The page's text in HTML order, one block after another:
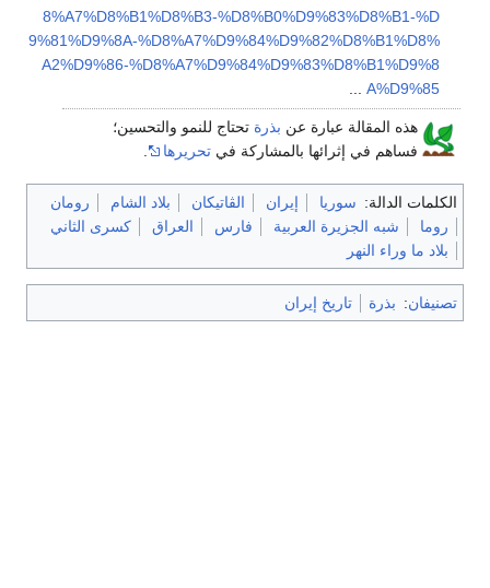
8%A7%D8%B1%D8%B3-%D8%B0%D9%83%D8%B1-%D
9%81%D9%8A-%D8%A7%D9%84%D9%82%D8%B1%D8%
A2%D9%86-%D8%A7%D9%84%D9%83%D8%B1%D9%8
A%D9%85
هذه المقالة عبارة عن بذرة تحتاج للنمو والتحسين؛
فساهم في إثرائها بالمشاركة في تحريرها
الكلمات الدالة: سوريا إيران الڤاتيكان بلاد الشام
رومان
روما
شبه الجزيرة العربية فارس العراق
كسرى الثاني
بلاد ما وراء النهر
تصنيفان: بذرة تاريخ إيران